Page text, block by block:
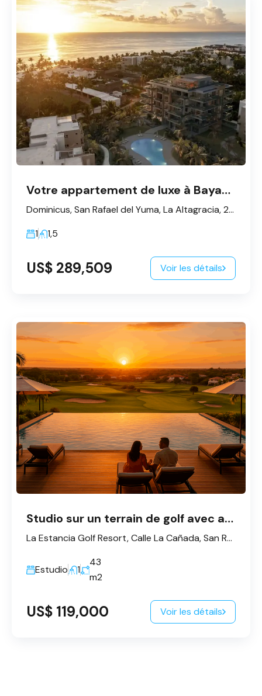
Votre appartement de luxe à Bayahibe - Dominicus
Dominicus, San Rafael del Yuma, La Altagracia, 23200, République dominicaine
1
1,5
US$ 289,509 Voir les détails
Studio sur un terrain de golf avec accès au club de plage
La Estancia Golf Resort, Calle La Cañada, San Rafael del Yuma, La Altagracia, République dominicaine
Estudio 1
43
m2
US$ 119,000 Voir les détails